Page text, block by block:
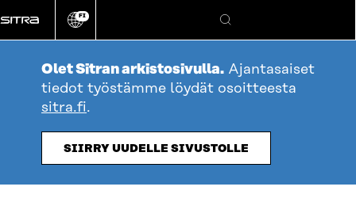
suoraan
sisältöön
Vaihda
kieli
FI
Hae
Olet Sitran arkistosivulla. Ajantasaiset
tiedot työstämme löydät osoitteesta
sitra.fi.
SIIRRY UUDELLE SIVUSTOLLE